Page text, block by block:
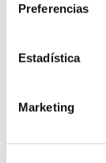
Preferencias
Estadística
Marketing